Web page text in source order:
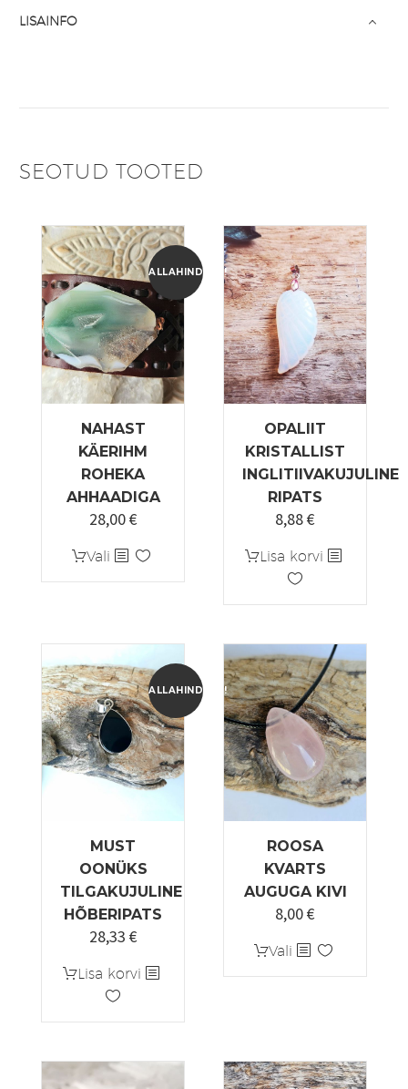
LISAINFO
SEOTUD TOOTED
ALLAHINDLUS!
NAHAST
KÄERIHM
ROHEKA
AHHAADIGA
Algne
oli:
35,00 €.
28,00€Praegune
on:
28,00 €.
Vali Sellel
tootel
varianti.
Valikuid
saab
teha
tootelehel.
OPALIIT
KRISTALLIST
INGLITIIVAKUJULINE
RIPATS
8,88€
Lisa korvi
ALLAHINDLUS!
MUST
OONÜKS
TILGAKUJULINE
HÕBERIPATS
Algne
oli:
33,33 €.
28,33 €Praegune
on:
Lisa korvi
ROOSA
KVARTS
AUGUGA KIVI
8,00€
Vali Sellel
tootel
Valikuid